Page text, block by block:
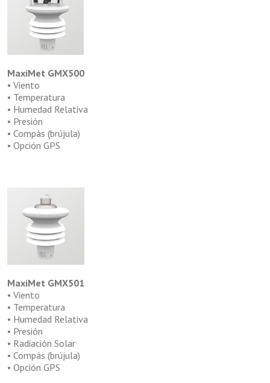
MaxiMet GMX500
• Viento
• Temperatura
• Humedad Relativa
• Presión
• Compás (brújula)
• Opción GPS
MaxiMet GMX501
• Viento
• Temperatura
• Humedad Relativa
• Presión
• Radiación Solar
• Compás (brújula)
• Opción GPS